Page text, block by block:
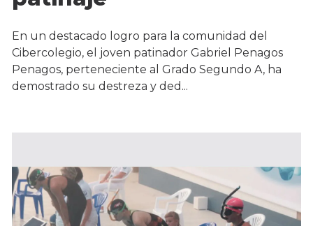
En un destacado logro para la comunidad del
Cibercolegio, el joven patinador Gabriel Penagos
Penagos, perteneciente al Grado Segundo A, ha
demostrado su destreza y ded...